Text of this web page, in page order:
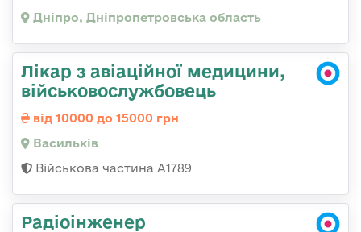
Дніпро, Дніпропетровська область
Лікар з авіаційної медицини,
військовослужбовець
від 10000 до 15000 грн
Васильків
Військова частина А1789
Радіоінженер